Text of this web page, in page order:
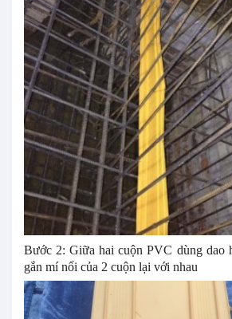
Bước 2: Giữa hai cuộn PVC dùng dao
gắn mí nối của 2 cuộn lại với nhau